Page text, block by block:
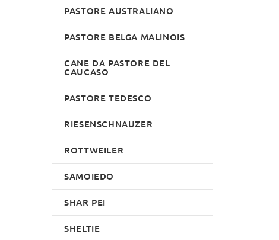
PASTORE AUSTRALIANO
PASTORE BELGA MALINOIS
CANE DA PASTORE DEL
CAUCASO
PASTORE TEDESCO
RIESENSCHNAUZER
ROTTWEILER
SAMOIEDO
SHAR PEI
SHELTIE